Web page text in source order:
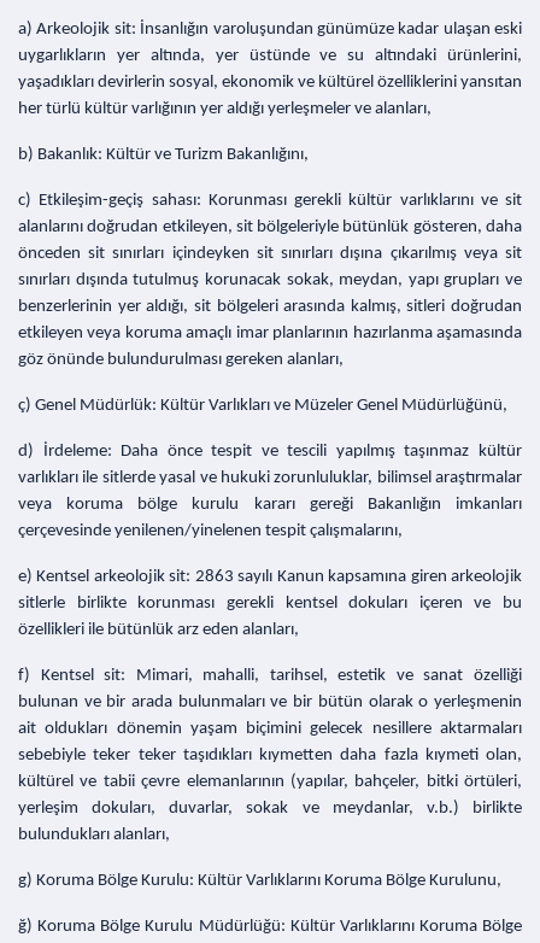
a) Arkeolojik sit: İnsanlığın varoluşundan günümüze kadar ulaşan eski
uygarlıkların yer altında, yer üstünde ve su altındaki ürünlerini,
yaşadıkları devirlerin sosyal, ekonomik ve kültürel özelliklerini yansıtan
her türlü kültür varlığının yer aldığı yerleşmeler ve alanları,
b) Bakanlık: Kültür ve Turizm Bakanlığını,
c) Etkileşim-geçiş sahası: Korunması gerekli kültür varlıklarını ve sit
alanlarını doğrudan etkileyen, sit bölgeleriyle bütünlük gösteren, daha
önceden sit sınırları içindeyken sit sınırları dışına çıkarılmış veya sit
sınırları dışında tutulmuş korunacak sokak, meydan, yapı grupları ve
benzerlerinin yer aldığı, sit bölgeleri arasında kalmış, sitleri doğrudan
etkileyen veya koruma amaçlı imar planlarının hazırlanma aşamasında
göz önünde bulundurulması gereken alanları,
ç) Genel Müdürlük: Kültür Varlıkları ve Müzeler Genel Müdürlüğünü,
d) İrdeleme: Daha önce tespit ve tescili yapılmış taşınmaz kültür
varlıkları ile sitlerde yasal ve hukuki zorunluluklar, bilimsel araştırmalar
veya koruma bölge kurulu kararı gereği Bakanlığın imkanları
çerçevesinde yenilenen/yinelenen tespit çalışmalarını,
e) Kentsel arkeolojik sit: 2863 sayılı Kanun kapsamına giren arkeolojik
sitlerle birlikte korunması gerekli kentsel dokuları içeren ve bu
özellikleri ile bütünlük arz eden alanları,
f) Kentsel sit: Mimari, mahalli, tarihsel, estetik ve sanat özelliği
bulunan ve bir arada bulunmaları ve bir bütün olarak o yerleşmenin
ait oldukları dönemin yaşam biçimini gelecek nesillere aktarmaları
sebebiyle teker teker taşıdıkları kıymetten daha fazla kıymeti olan,
kültürel ve tabii çevre elemanlarının (yapılar, bahçeler, bitki örtüleri,
yerleşim dokuları, duvarlar, sokak ve meydanlar, v.b.) birlikte
bulundukları alanları,
g) Koruma Bölge Kurulu: Kültür Varlıklarını Koruma Bölge Kurulunu,
ğ) Koruma Bölge Kurulu Müdürlüğü: Kültür Varlıklarını Koruma Bölge